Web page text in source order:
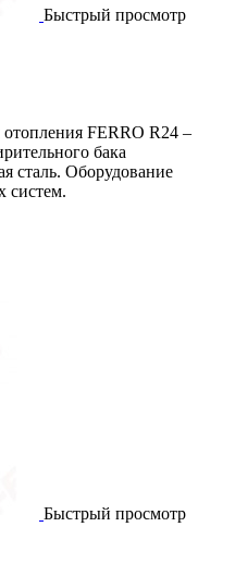
Быстрый просмотр
FERRO R24 –
бака
сталь. Оборудование
систем.
Быстрый просмотр